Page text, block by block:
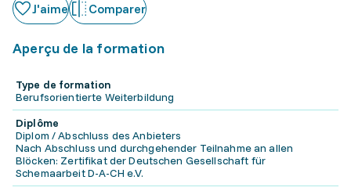
J'aime Comparer
Aperçu de la formation
Type de formation
Berufsorientierte Weiterbildung
Diplôme
Diplom / Abschluss des Anbieters
Nach Abschluss und durchgehender Teilnahme an allen
Blöcken: Zertifikat der Deutschen Gesellschaft für
Schemaarbeit D-A-CH e.V.